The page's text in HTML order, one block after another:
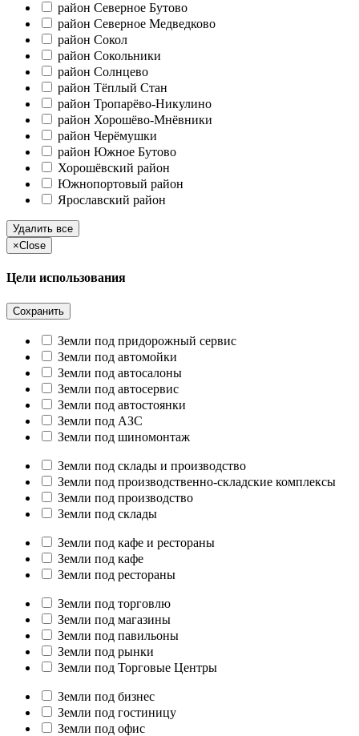
район Северное Бутово
район Северное Медведково
район Сокол
район Сокольники
район Солнцево
район Тёплый Стан
район Тропарёво-Никулино
район Хорошёво-Мнёвники
район Черёмушки
район Южное Бутово
Хорошёвский район
Южнопортовый район
Ярославский район
Удалить все
×Close
Цели использования
Сохранить
Земли под придорожный сервис
Земли под автомойки
Земли под автосалоны
Земли под автосервис
Земли под автостоянки
Земли под АЗС
Земли под шиномонтаж
Земли под склады и производство
Земли под производственно-складские комплексы
Земли под производство
Земли под склады
Земли под кафе и рестораны
Земли под кафе
Земли под рестораны
Земли под торговлю
Земли под магазины
Земли под павильоны
Земли под рынки
Земли под Торговые Центры
Земли под бизнес
Земли под гостиницу
Земли под офис